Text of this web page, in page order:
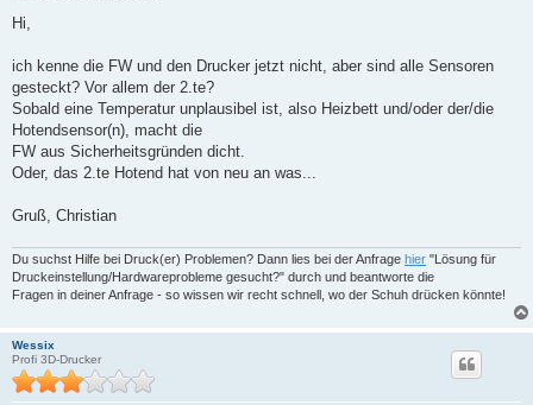
t
a
Hi,
ich kenne die FW und den Drucker jetzt nicht, aber sind alle Sensoren
gesteckt? Vor allem der 2.te?
Sobald eine Temperatur unplausibel ist, also Heizbett und/oder der/die
Hotendsensor(n), macht die
FW aus Sicherheitsgründen dicht.
Oder, das 2.te Hotend hat von neu an was...
Gruß, Christian
Du suchst Hilfe bei Druck(er) Problemen? Dann lies bei der Anfrage hier "Lösung für
Druckeinstellung/Hardwareprobleme gesucht?" durch und beantworte die
Fragen in deiner Anfrage - so wissen wir recht schnell, wo der Schuh drücken könnte!
Wessix
Profi 3D-Drucker